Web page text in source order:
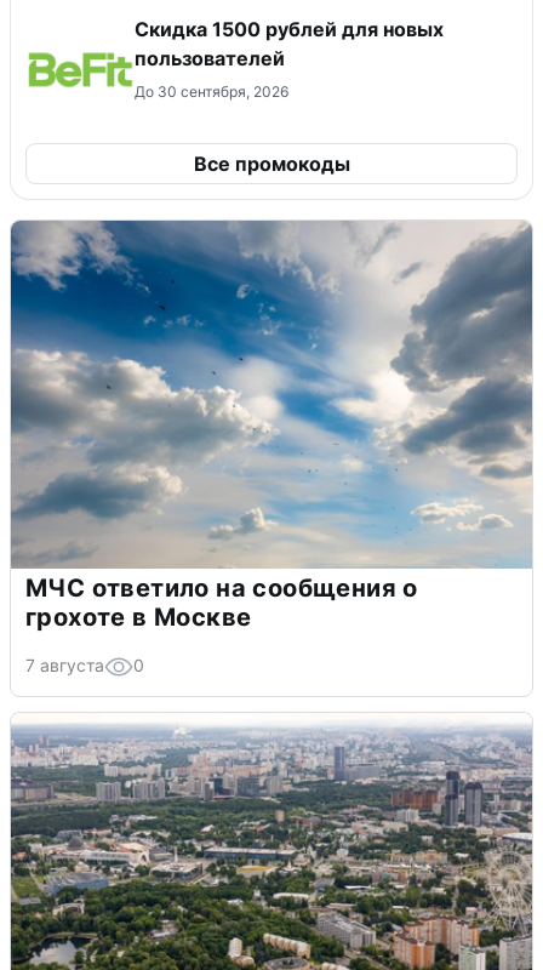
Скидка 1500 рублей для новых
пользователей
До 30 сентября, 2026
Все промокоды
МЧС ответило на сообщения о
грохоте в Москве
7 августа 0